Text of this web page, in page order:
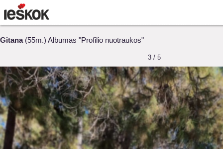
Gitana(55m.) Albumas "Profilio nuotraukos"
3 / 5